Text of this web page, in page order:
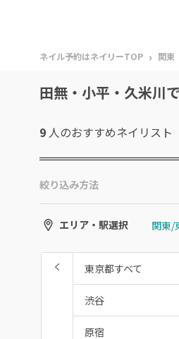
ネイル予約はネイリーTOP › 関東
田無・小平・久米川
9 人のおすすめネイリスト
絞り込み方法
エリア・駅選択
東京都すべて
渋谷
原宿